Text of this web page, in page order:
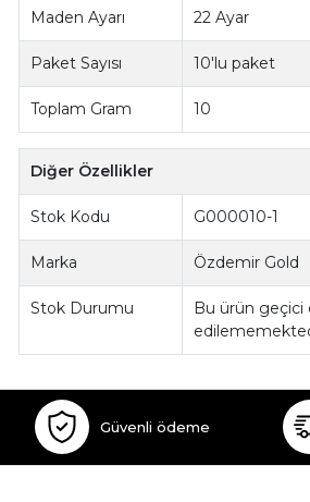
Maden Ayarı 22 Ayar
Paket Sayısı 10'lu paket
Toplam Gram 10
Diğer Özellikler
Stok Kodu G000010-1
Marka Özdemir Gold
Stok Durumu
Bu ürün geçici
Güvenli ödeme